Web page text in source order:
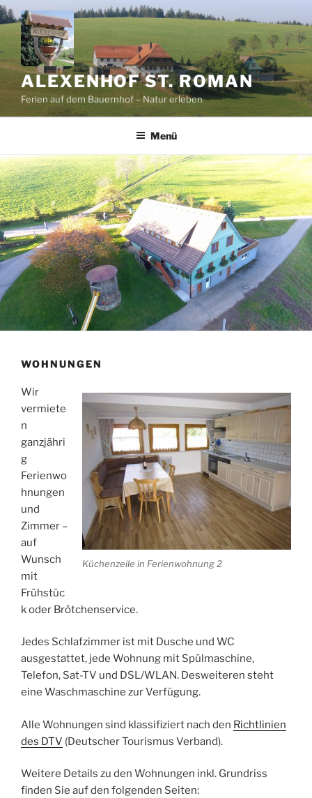
Zum
Inhalt
springen
ALEXENHOF ST. ROMAN
Ferien auf dem Bauernhof – Natur erleben
Menü
WOHNUNGEN
Küchenzeile in Ferienwohnung 2
Wir
vermiete
n
ganzjähri
g
Ferienwo
hnungen
und
Zimmer –
auf
Wunsch
mit
Frühstüc
k oder Brötchenservice.
Jedes Schlafzimmer ist mit Dusche und WC
ausgestattet, jede Wohnung mit Spülmaschine,
Telefon, Sat-TV und DSL/WLAN. Desweiteren steht
eine Waschmaschine zur Verfügung.
Alle Wohnungen sind klassifiziert nach den Richtlinien
des DTV (Deutscher Tourismus Verband).
Weitere Details zu den Wohnungen inkl. Grundriss
finden Sie auf den folgenden Seiten: